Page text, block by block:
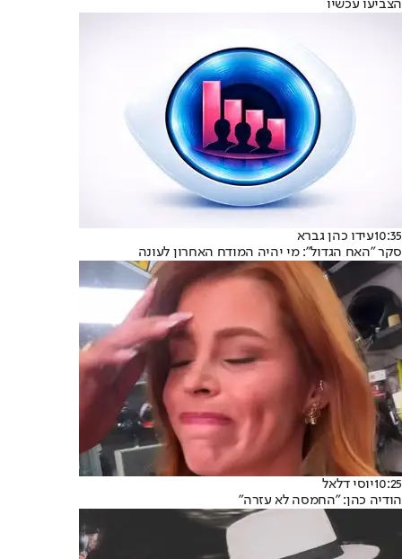
הצביעו עכשיו
10:35עידו כהן גברא
סקר "האח הגדול": מי יהיה המודח האחרון לעונה
10:25יוסי דלאל
הודיה כהן: "החמסה לא עזרה"